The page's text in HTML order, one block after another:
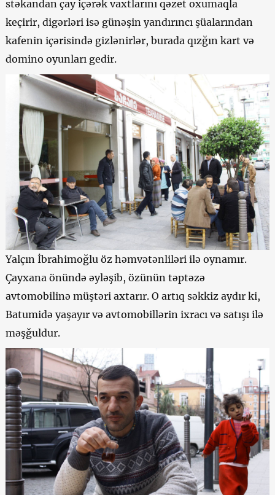
stəkandan çay içərək vaxtlarını qəzet oxumaqla
keçirir, digərləri isə günəşin yandırıncı şüalarından
kafenin içərisində gizlənirlər, burada qızğın kart və
domino oyunları gedir.
Yalçın İbrahimoğlu öz həmvətənliləri ilə oynamır.
Çayxana önündə əyləşib, özünün təptəzə
avtomobilinə müştəri axtarır. O artıq səkkiz aydır ki,
Batumidə yaşayır və avtomobillərin ixracı və satışı ilə
məşğuldur.